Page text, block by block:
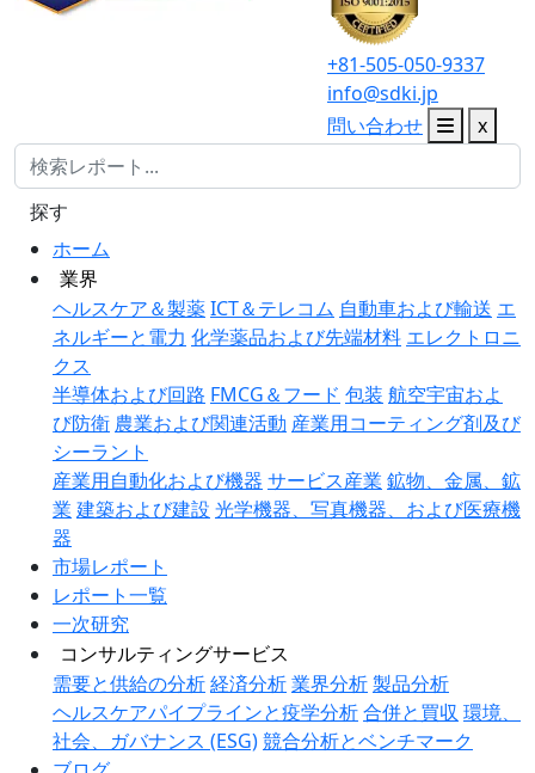
+81-505-050-9337
info@sdki.jp
問い合わせ
x
ホーム
業界
ヘルスケア＆製薬ICT＆テレコム 自動車および輸送 エ
ネルギーと電力 化学薬品および先端材料 エレクトロニ
クス
半導体および回路 FMCG＆フード 包装 航空宇宙およ
び防衛 農業および関連活動 産業用コーティング剤及び
シーラント
産業用自動化および機器 サービス産業 鉱物、金属、鉱
業 建築および建設 光学機器、写真機器、および医療機
器
市場レポート
レポート一覧
一次研究
コンサルティングサービス
需要と供給の分析経済分析業界分析製品分析
ヘルスケアパイプラインと疫学分析合併と買収 環境、
社会、ガバナンス (ESG)競合分析とベンチマーク
探す